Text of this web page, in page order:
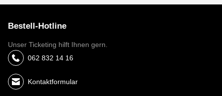
Bestell-Hotline
Unser Ticketing hilft Ihnen gern.
062 832 14 16
Kontaktformular